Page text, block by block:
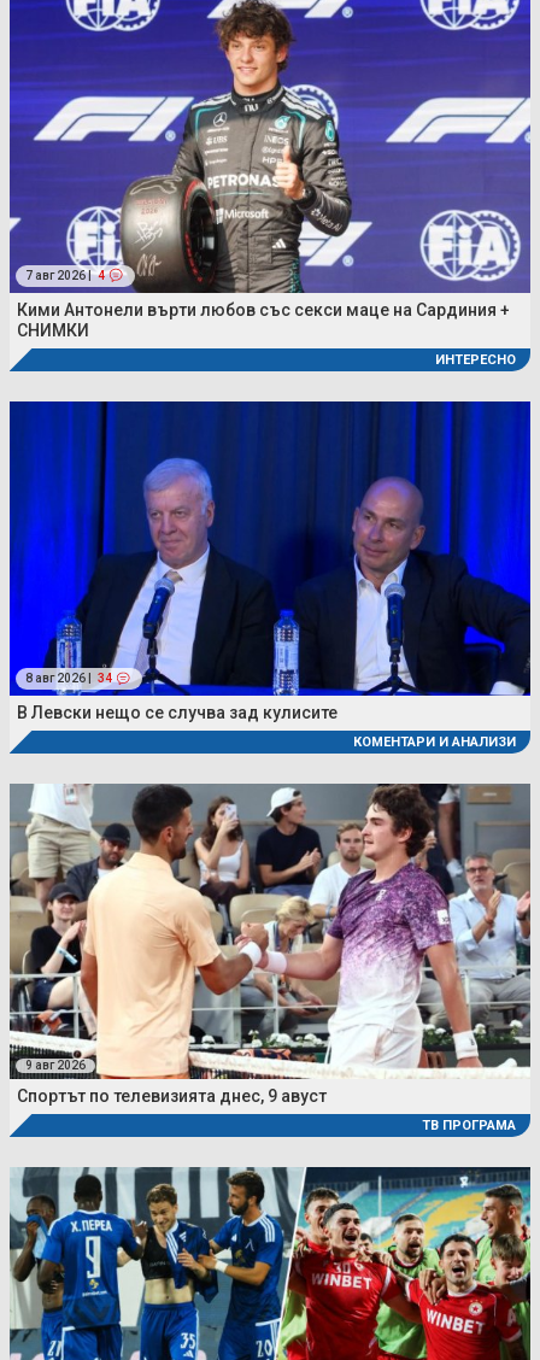
7 авг 2026 | 4
Кими Антонели върти любов със секси маце на Сардиния +
СНИМКИ
ИНТЕРЕСНО
8 авг 2026 | 34
В Левски нещо се случва зад кулисите
КОМЕНТАРИ И АНАЛИЗИ
9 авг 2026
Спортът по телевизията днес, 9 авуст
ТВ ПРОГРАМА